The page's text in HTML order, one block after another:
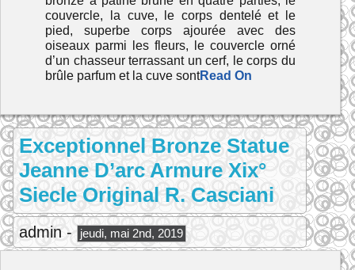
couvercle, la cuve, le corps dentelé et le
pied, superbe corps ajourée avec des
oiseaux parmi les fleurs, le couvercle orné
d’un chasseur terrassant un cerf, le corps du
brûle parfum et la cuve sontRead On
Exceptionnel Bronze Statue
Jeanne D’arc Armure Xix°
Siecle Original R. Casciani
admin - jeudi, mai 2nd, 2019